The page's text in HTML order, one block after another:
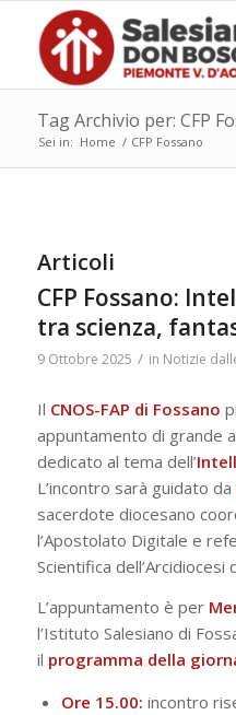
Tag Archivio per: CFP
Sei in: Home / CFP Fossano
Articoli
CFP Fossano:
tra scienza,
9 Ottobre 2025 / in Notizie
Il CNOS-FAP di Fossano
appuntamento di grande
dedicato al tema dell’
L’incontro sarà guidato da
sacerdote diocesano
l’Apostolato Digitale e
Scientifica dell’Arcidiocesi
L’appuntamento è per
l’Istituto Salesiano di
il programma della
Ore 15.00: incontro